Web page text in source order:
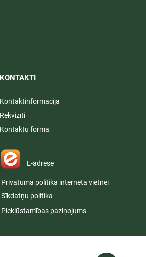
KONTAKTI​
Kontaktinformācija
Rekvizīti
Kontaktu forma
E-adrese
Privātuma politika interneta vietnei
Sīkdatņu politika
Piekļūstamības paziņojums